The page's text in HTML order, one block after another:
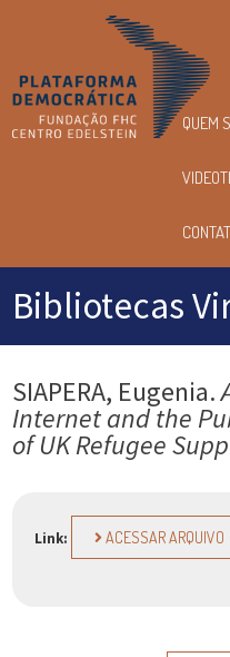
Menu
principal
QUEM
Bibliotecas
SIAPERA, Eugenia.
Internet and the
of UK Refugee
Link: ACESSAR ARQUIVO